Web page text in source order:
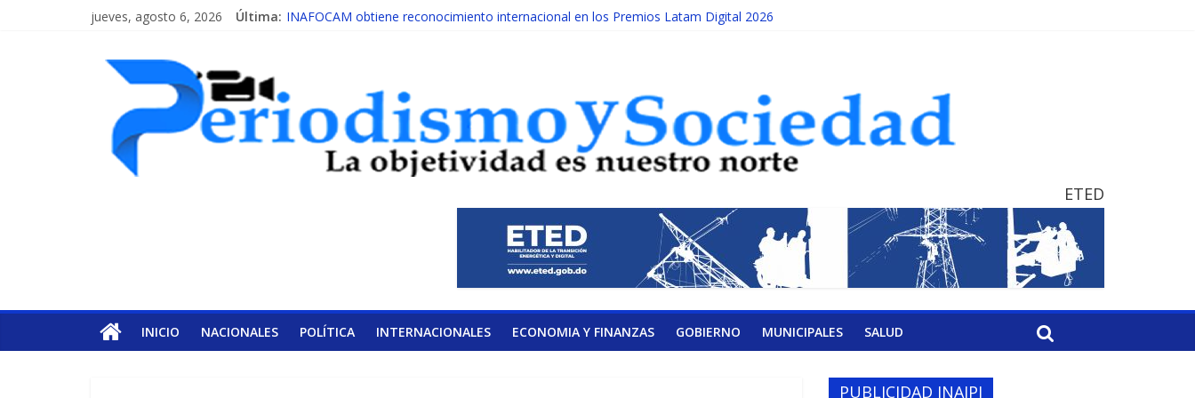
jueves, agosto 6, 2026 Última: INAFOCAM obtiene reconocimiento internacional en los Premios Latam Digital 2026
MESCyT presenta calendario de Consulta Nacional por la Educación
ETED
INICIO NACIONALES POLÍTICA INTERNACIONALES ECONOMIA Y FINANZAS GOBIERNO MUNICIPALES SALUD
PUBLICIDAD INAIPI